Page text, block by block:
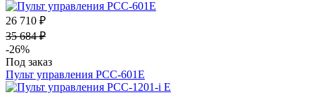
26 710 ₽
35 684 ₽
-26%
Под заказ
Пульт управления PCC-601E